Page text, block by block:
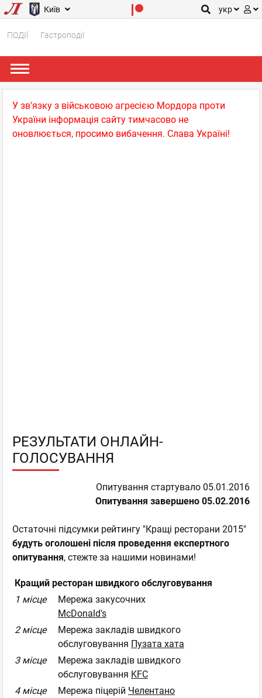
Київ укр
ПОДІЇ Гастроподії
У зв'язку з військовою агресією Мордора проти
України інформація сайту тимчасово не
оновлюється, просимо вибачення. Слава Україні!
РЕЗУЛЬТАТИ ОНЛАЙН-
ГОЛОСУВАННЯ
Опитування стартувало 05.01.2016
Опитування завершено 05.02.2016
Остаточні підсумки рейтингу "Кращі ресторани 2015"
будуть оголошені після проведення експертного
опитування, стежте за нашими новинами!
Кращий ресторан швидкого обслуговування
1 місце
Мережа закусочних
McDonald's
2 місце
Мережа закладів швидкого
обслуговування Пузата хата
3 місце
Мережа закладів швидкого
обслуговування KFC
4 місце
Мережа піцерій Челентано